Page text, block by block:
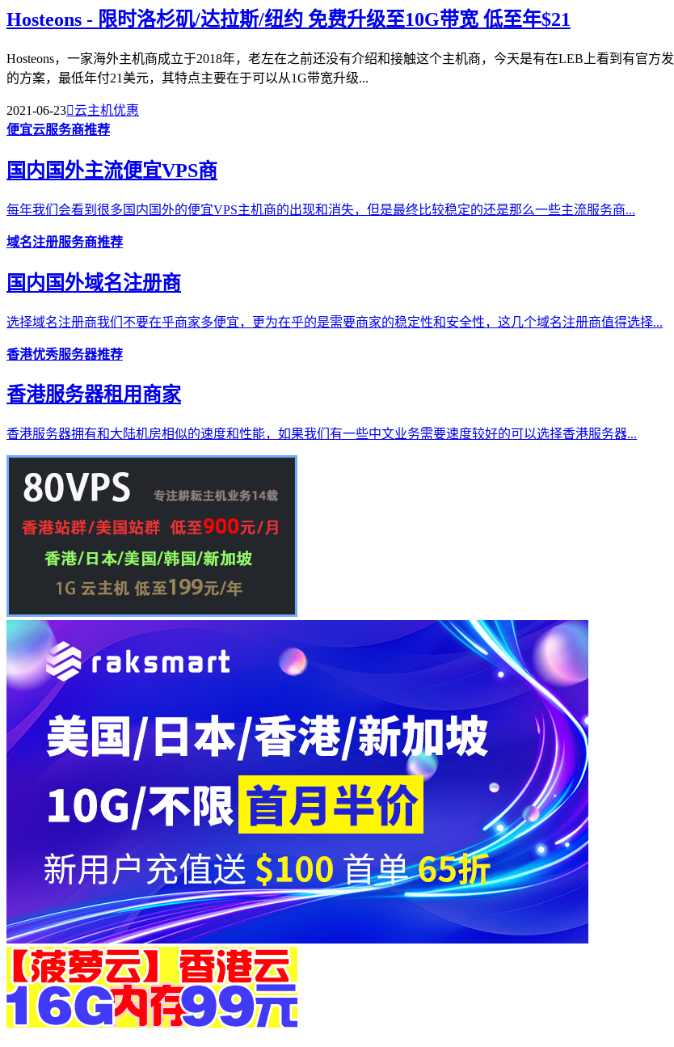
Hosteons - 限时洛杉矶/达拉斯/纽约 免费升级至10G带宽 低至年$21
Hosteons，一家海外主机商成立于2018年，老左在之前还没有介绍和接触这个主机商，今天是有在LEB上看到有官
的方案，最低年付21美元，其特点主要在于可以从1G带宽升级...
2021-06-23云主机优惠
便宜云服务商推荐
国内国外主流便宜VPS商
每年我们会看到很多国内国外的便宜VPS主机商的出现和消失，但是最终比较稳定的还是那么一些主流服务商...
域名注册服务商推荐
国内国外域名注册商
选择域名注册商我们不要在乎商家多便宜，更为在乎的是需要商家的稳定性和安全性，这几个域名注册商值得选择...
香港优秀服务器推荐
香港服务器租用商家
香港服务器拥有和大陆机房相似的速度和性能，如果我们有一些中文业务需要速度较好的可以选择香港服务器...